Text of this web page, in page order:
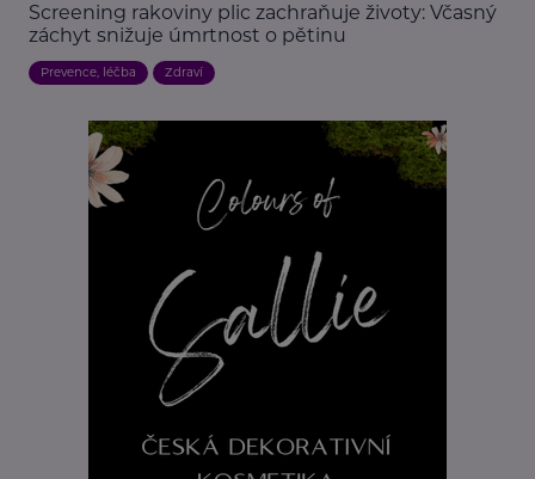
Screening rakoviny plic zachraňuje životy: Včasný
záchyt snižuje úmrtnost o pětinu
Prevence, léčba Zdraví